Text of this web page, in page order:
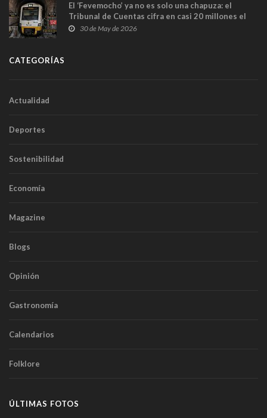
El ‘Fevemocho’ ya no es solo una chapuza: el
Tribunal de Cuentas cifra en casi 20 millones el
sobrecoste de los trenes que no cabían por los
30 de May de 2026
CATEGORÍAS
Actualidad
Deportes
Sostenibilidad
Economía
Magazine
Blogs
Opinión
Gastronomía
Calendarios
Folklore
ÚLTIMAS FOTOS